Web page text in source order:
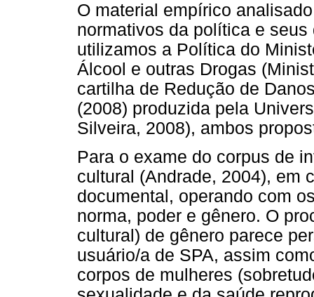
O material empírico
normativos da política e
utilizamos a Política do
Álcool e outras Drogas
cartilha de Redução de
(2008) produzida pela
Silveira, 2008), ambos
Para o exame do corpus de
cultural (Andrade, 2004), em
documental, operando com
norma, poder e gênero. O
cultural) de gênero parece
usuário/a de SPA, assim
corpos de mulheres